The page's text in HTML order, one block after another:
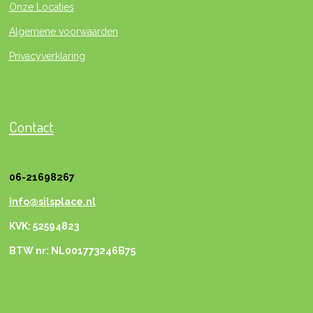
Onze Locaties
Algemene voorwaarden
Privacyverklaring
Contact
06-21698267
info@silsplace.nl
KVK: 52594823
BTW nr: NL001773246B75